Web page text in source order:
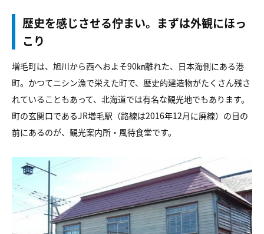
歴史を感じさせる佇まい。まずは外観にほっ
こり
増毛町は、旭川から西へおよそ90㎞離れた、日本海側にある港
町。かつてニシン漁で栄えた町で、歴史的建造物がたくさん残さ
れていることもあって、北海道では有名な観光地でもあります。
町の玄関口であるJR増毛駅（路線は2016年12月に廃線）の目の
前にあるのが、観光案内所・風待食堂です。